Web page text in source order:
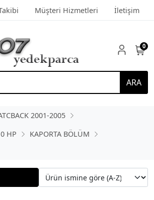
Müşteri Hizmetleri İletişim
ARA
0
2001-2005
HP
KAPORTA BÖLÜM